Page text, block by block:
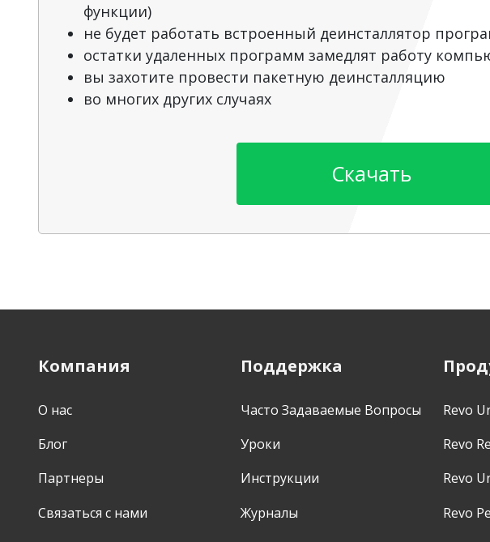
функции)
не будет работать встроенный деинсталлятор
остатки удаленных программ замедлят работу
вы захотите провести пакетную деинсталляцию
во многих других случаях
Скачать
Компания
О нас
Блог
Партнеры
Связаться с нами
Поддержка
Часто Задаваемые Вопросы
Уроки
Инструкции
Журналы
Revo
Revo
Revo
Revo